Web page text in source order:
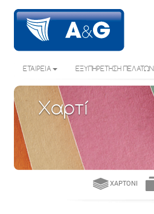
ΕΤΑΙΡΕΙΑ ΕΞΥΠΗΡΕΤΗΣΗ ΠΕΛΑΤΩΝ
Χαρτί
ΧΑΡΤΌΝΙ